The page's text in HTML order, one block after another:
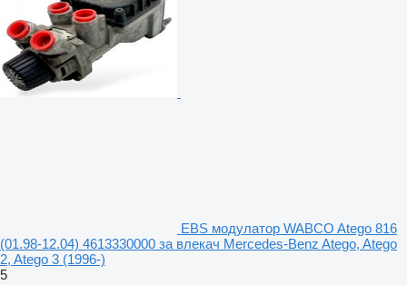
EBS модулатор WABCO Atego 816
(01.98-12.04) 4613330000 за влекач Mercedes-Benz Atego, Atego
2, Atego 3 (1996-)
5